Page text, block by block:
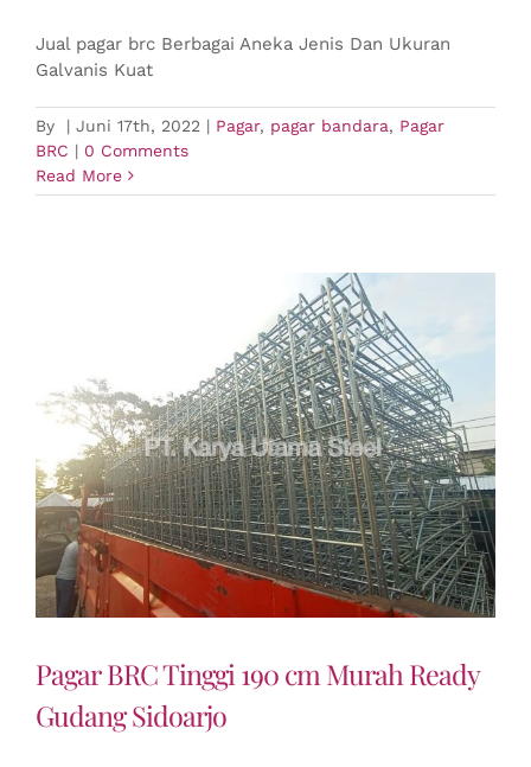
Jual pagar brc Berbagai Aneka Jenis Dan Ukuran
Galvanis Kuat
By | Juni 17th, 2022 | Pagar, pagar bandara, Pagar
BRC | 0 Comments
Read More
Pagar BRC Tinggi 190 cm Murah Ready
Gudang Sidoarjo